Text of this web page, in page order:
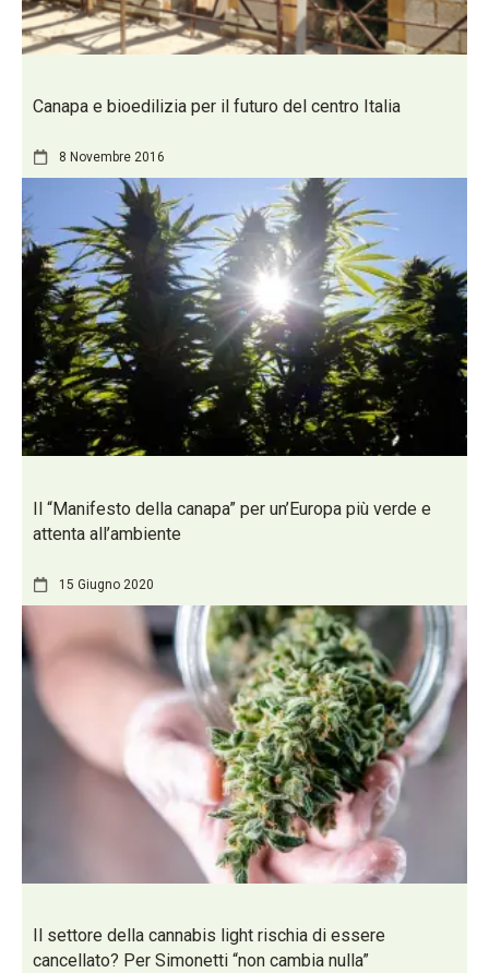
Canapa e bioedilizia per il futuro del centro Italia
8 Novembre 2016
Il “Manifesto della canapa” per un’Europa più verde e
attenta all’ambiente
15 Giugno 2020
Il settore della cannabis light rischia di essere
cancellato? Per Simonetti “non cambia nulla”